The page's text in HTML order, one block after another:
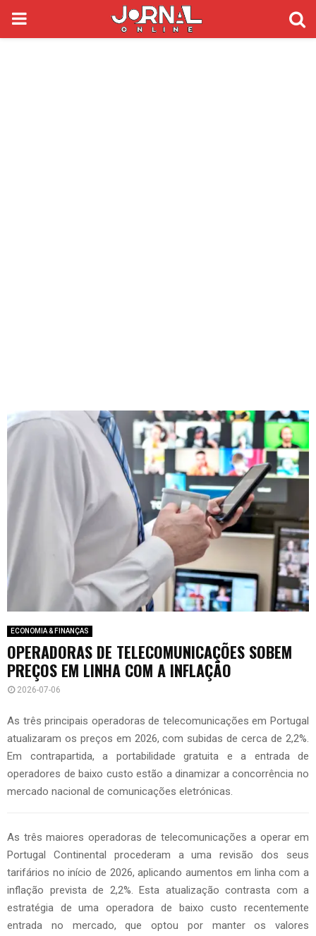
PRIMARY
ECONOMIA & FINANÇAS
OPERADORAS DE TELECOMUNICAÇÕES SOBEM
PREÇOS EM LINHA COM A INFLAÇÃO
2026-07-06
As três principais operadoras de telecomunicações em Portugal
atualizaram os preços em 2026, com subidas de cerca de 2,2%.
Em contrapartida, a portabilidade gratuita e a entrada de
operadores de baixo custo estão a dinamizar a concorrência no
mercado nacional de comunicações eletrónicas.
As três maiores operadoras de telecomunicações a operar em
Portugal Continental procederam a uma revisão dos seus
tarifários no início de 2026, aplicando aumentos em linha com a
inflação prevista de 2,2%. Esta atualização contrasta com a
estratégia de uma operadora de baixo custo recentemente
entrada no mercado, que optou por manter os valores